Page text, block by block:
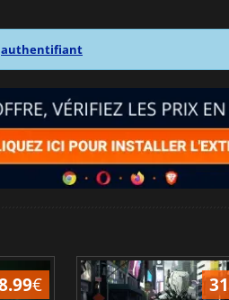
authentifiant
15.48